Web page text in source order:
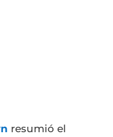
resumió el